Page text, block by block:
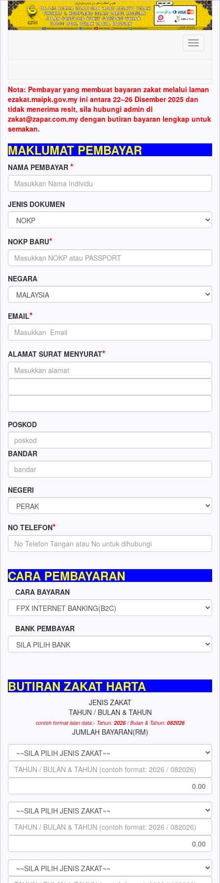
Toggle
Nota: Pembayar yang membuat bayaran zakat melalui laman
ezakat.maipk.gov.my ini antara 22–26 Disember 2025 dan
tidak menerima resit, sila hubungi admin di
zakat@zapar.com.my dengan butiran bayaran lengkap untuk
semakan.
MAKLUMAT PEMBAYAR
NAMA PEMBAYAR *
JENIS DOKUMEN
NOKP BARU*
NEGARA
EMAIL*
ALAMAT SURAT MENYURAT*
POSKOD
BANDAR
NEGERI
NO TELEFON*
CARA PEMBAYARAN
CARA BAYARAN
BANK PEMBAYAR
BUTIRAN ZAKAT HARTA
JENIS ZAKAT
TAHUN / BULAN & TAHUN
contoh format isian data:- Tahun: 2026/ Bulan & Tahun: 082026
JUMLAH BAYARAN(RM)